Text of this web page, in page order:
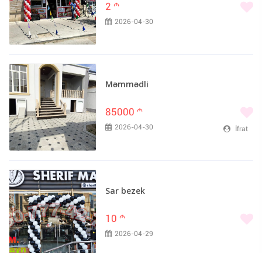
2 m
2026-04-30
Məmmədli
85000 m
2026-04-30 İfrat
Sar bezek
10 m
2026-04-29